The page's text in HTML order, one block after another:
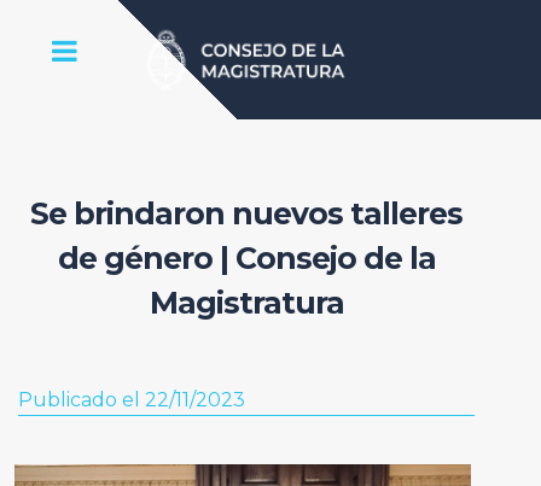
Se brindaron nuevos talleres
de género | Consejo de la
Magistratura
Publicado el 22/11/2023